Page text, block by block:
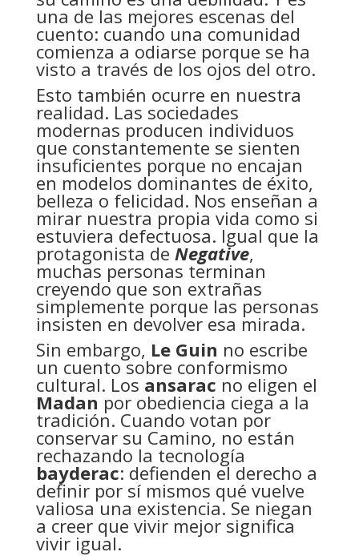
una de las mejores escenas del
cuento: cuando una comunidad
comienza a odiarse porque se ha
visto a través de los ojos del otro.
Esto también ocurre en nuestra
realidad. Las sociedades
modernas producen individuos
que constantemente se sienten
insuficientes porque no encajan
en modelos dominantes de éxito,
belleza o felicidad. Nos enseñan a
mirar nuestra propia vida como si
estuviera defectuosa. Igual que la
protagonista de Negative,
muchas personas terminan
creyendo que son extrañas
simplemente porque las personas
insisten en devolver esa mirada.
Sin embargo, Le Guin no escribe
un cuento sobre conformismo
cultural. Los ansarac no eligen el
Madan por obediencia ciega a la
tradición. Cuando votan por
conservar su Camino, no están
rechazando la tecnología
bayderac: defienden el derecho a
definir por sí mismos qué vuelve
valiosa una existencia. Se niegan
a creer que vivir mejor significa
vivir igual.